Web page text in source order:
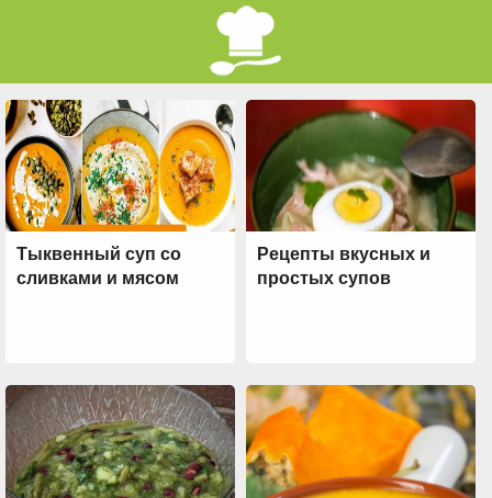
Тыквенный суп со
сливками и мясом
Рецепты вкусных и
простых супов